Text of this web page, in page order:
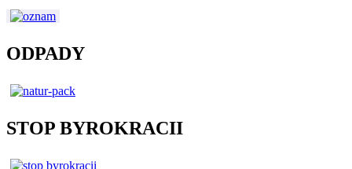
ODPADY
STOP BYROKRACII